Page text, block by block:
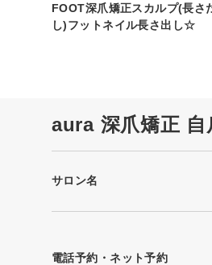
FOOT深爪矯正スカルプ(長さ
し)フットネイル長さ出し☆
aura 深爪矯正
サロン名
電話予約・ネット予約